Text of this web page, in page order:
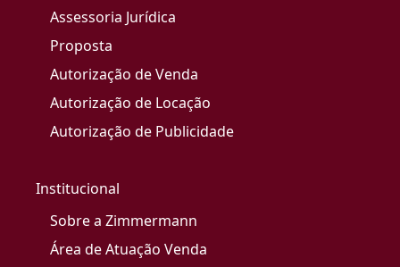
Assessoria Jurídica
Proposta
Autorização de Venda
Autorização de Locação
Autorização de Publicidade
Institucional
Sobre a Zimmermann
Área de Atuação Venda